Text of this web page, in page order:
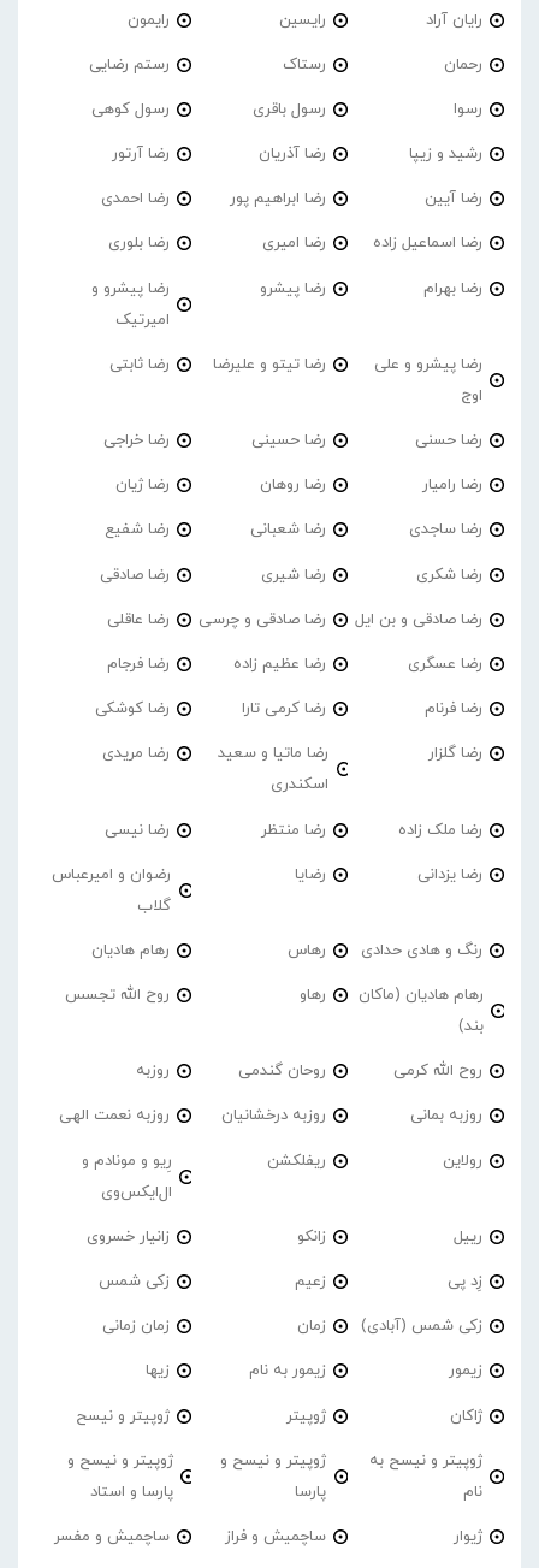
رایان آراد رایسین رایمون
رحمان رستاک رستم رضایی
رسوا رسول باقری رسول کوهی
رشید و زیپا رضا آذریان رضا آرتور
رضا آیین رضا ابراهیم پور رضا احمدی
رضا اسماعیل زاده رضا امیری رضا بلوری
رضا بهرام رضا پیشرو
رضا پیشرو و
امیرتیک
رضا پیشرو و علی
اوج
رضا تیتو و علیرضا رضا ثابتی
رضا حسنی رضا حسینی رضا خراجی
رضا رامیار رضا روهان رضا ژیان
رضا ساجدی رضا شعبانی رضا شفیع
رضا شکری رضا شیری رضا صادقی
رضا صادقی و بن ایل رضا صادقی و چرسی رضا عاقلی
رضا عسگری رضا عظیم زاده رضا فرجام
رضا فرنام رضا کرمی تارا رضا کوشکی
رضا گلزار
رضا ماتیا و سعید
اسکندری
رضا مریدی
رضا ملک زاده رضا منتظر رضا نیسی
رضا یزدانی رضایا
رضوان و امیرعباس
گلاب
رنگ و هادی حدادی رهاس رهام هادیان
رهام هادیان (ماکان
بند)
رهاو روح الله تجسس
روح الله کرمی روحان گندمی روزبه
روزبه بمانی روزبه درخشانیان روزبه نعمت الهی
رولاین ریفلکشن
رِیو و مونادم و
ال‌ایکس‌وی
رییل زانکو زانیار خسروی
زِد پی زعیم زکی شمس
زکی شمس (آبادی) زمان زمان زمانی
زیمور زیمور به نام زیها
ژاکان ژوپیتر ژوپیتر و نیسح
ژوپیتر و نیسح به
نام
ژوپیتر و نیسح و
پارسا
ژوپیتر و نیسح و
پارسا و استاد
ژیوار ساچمیش و فراز ساچمیش و مفسر